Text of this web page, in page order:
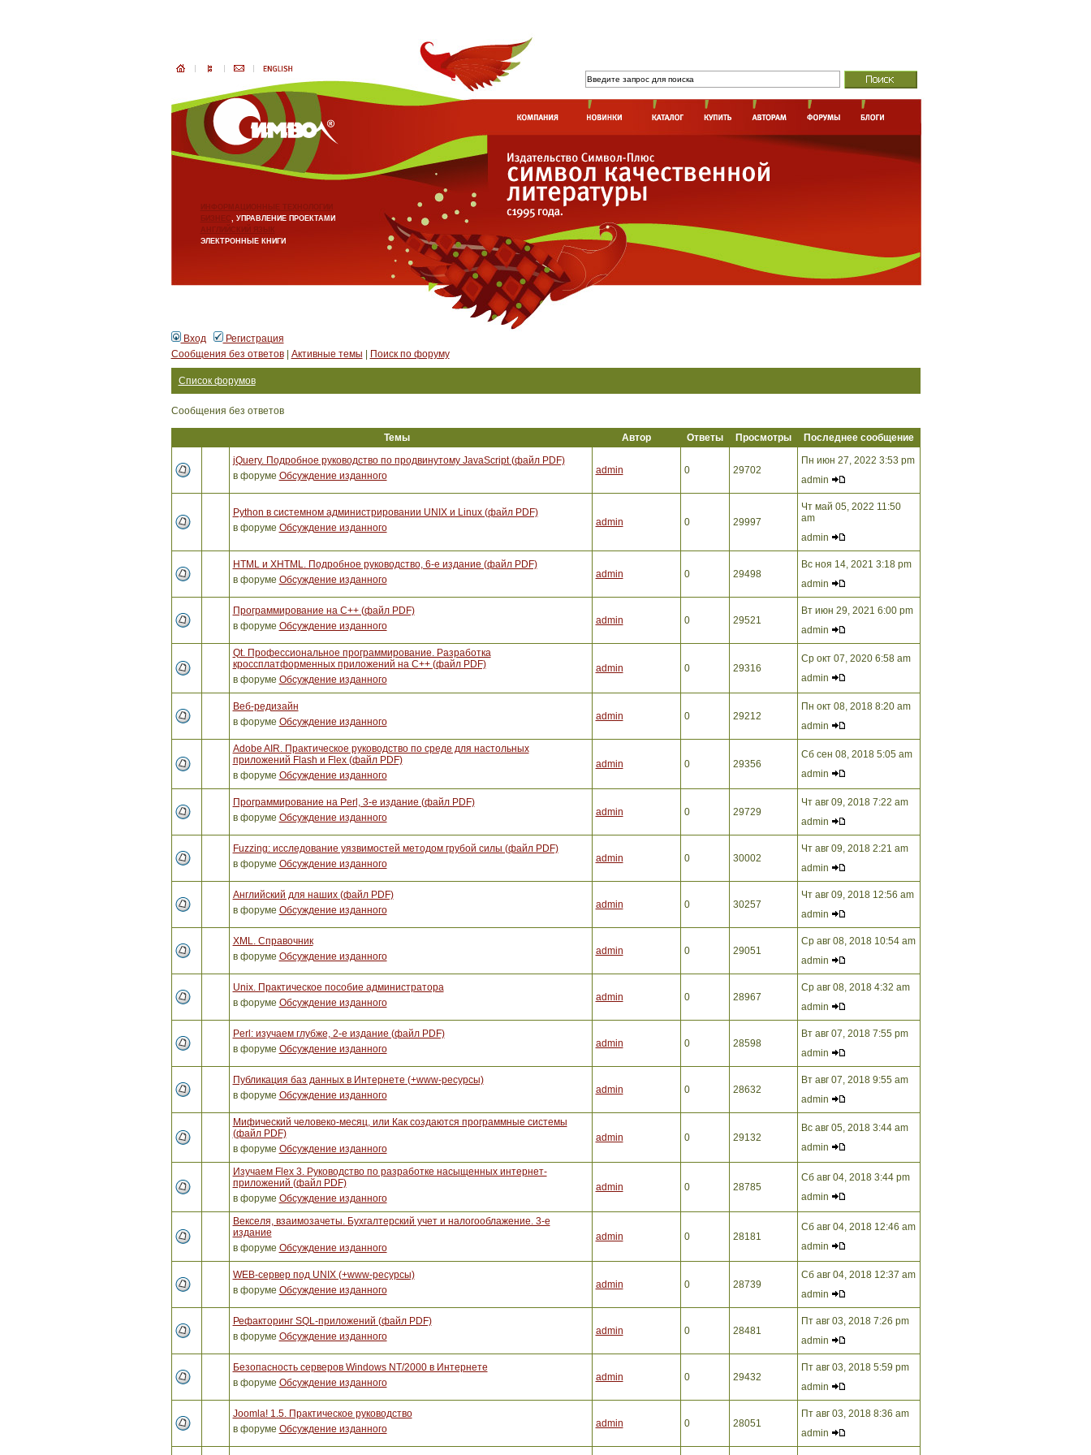
ИНФОРМАЦИОННЫЕ ТЕХНОЛОГИИ
БИЗНЕС, УПРАВЛЕНИЕ ПРОЕКТАМИ
АНГЛИЙСКИЙ ЯЗЫК
ЭЛЕКТРОННЫЕ КНИГИ
Вход
Регистрация
Сообщения без ответов| Активные темы Поиск по форуму
Список форумов
Сообщения без ответов
Темы Автор Ответы Просмотры
Последнее сообщение
jQuery. Подробное руководство по продвинутому JavaScript (файл PDF)
в форуме Обсуждение изданного admin 0 29702
Пн июн 27, 2022 3:53 pm
admin
Python в системном администрировании UNIX и Linux (файл PDF)
в форуме Обсуждение изданного admin 0 29997
Чт май 05, 2022 11:50
am
admin
HTML и XHTML. Подробное руководство, 6-е издание (файл PDF)
в форуме Обсуждение изданного admin 0 29498
Вс ноя 14, 2021 3:18 pm
admin
Программирование на C++ (файл PDF)
в форуме Обсуждение изданного admin 0 29521
Вт июн 29, 2021 6:00 pm
admin
Qt. Профессиональное программирование. Разработка
кроссплатформенных приложений на С++ (файл PDF)
в форуме Обсуждение изданного
admin 0 29316
Ср окт 07, 2020 6:58 am
admin
Веб-редизайн
в форуме Обсуждение изданного admin 0 29212
Пн окт 08, 2018 8:20 am
admin
Adobe AIR. Практическое руководство по среде для настольных
приложений Flash и Flex (файл PDF)
в форуме Обсуждение изданного
admin 0 29356
Сб сен 08, 2018 5:05 am
admin
Программирование на Perl, 3-е издание (файл PDF)
в форуме Обсуждение изданного admin 0 29729
Чт авг 09, 2018 7:22 am
admin
Fuzzing: исследование уязвимостей методом грубой силы (файл PDF)
в форуме Обсуждение изданного admin 0 30002
Чт авг 09, 2018 2:21 am
admin
Английский для наших (файл PDF)
в форуме Обсуждение изданного admin 0 30257
Чт авг 09, 2018 12:56 am
admin
XML. Справочник
в форуме Обсуждение изданного admin 0 29051
Ср авг 08, 2018 10:54 am
admin
Unix. Практическое пособие администратора
в форуме Обсуждение изданного admin 0 28967
Ср авг 08, 2018 4:32 am
admin
Perl: изучаем глубже, 2-е издание (файл PDF)
в форуме Обсуждение изданного admin 0 28598
Вт авг 07, 2018 7:55 pm
admin
Публикация баз данных в Интернете (+www-ресурсы)
в форуме Обсуждение изданного admin 0 28632
Вт авг 07, 2018 9:55 am
admin
Мифический человеко-месяц, или Как создаются программные системы
(файл PDF)
в форуме Обсуждение изданного
admin 0 29132
Вс авг 05, 2018 3:44 am
admin
Изучаем Flex 3. Руководство по разработке насыщенных интернет-
приложений (файл PDF)
в форуме Обсуждение изданного
admin 0 28785
Сб авг 04, 2018 3:44 pm
admin
Векселя, взаимозачеты. Бухгалтерский учет и налогооблажение. 3-е
издание
в форуме Обсуждение изданного
admin 0 28181
Сб авг 04, 2018 12:46 am
admin
WEB-сервер под UNIX (+www-ресурсы)
в форуме Обсуждение изданного admin 0 28739
Сб авг 04, 2018 12:37 am
admin
Рефакторинг SQL-приложений (файл PDF)
в форуме Обсуждение изданного admin 0 28481
Пт авг 03, 2018 7:26 pm
admin
Безопасность серверов Windows NT/2000 в Интернете
в форуме Обсуждение изданного admin 0 29432
Пт авг 03, 2018 5:59 pm
admin
Joomla! 1.5. Практическое руководство
в форуме Обсуждение изданного admin 0 28051
Пт авг 03, 2018 8:36 am
admin